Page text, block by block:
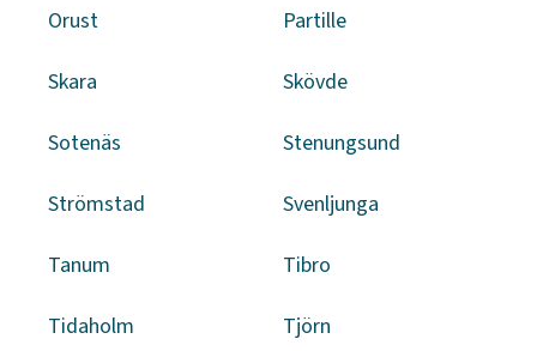
Orust Partille
Skara Skövde
Sotenäs Stenungsund
Strömstad Svenljunga
Tanum Tibro
Tidaholm Tjörn